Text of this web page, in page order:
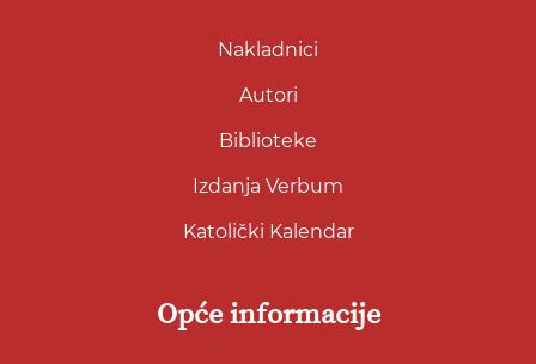
Nakladnici
Autori
Biblioteke
Izdanja Verbum
Katolički Kalendar
Opće informacije